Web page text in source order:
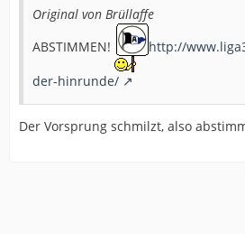
Original von Brüllaffe
ABSTIMMEN!
http://
der-hinrunde/
Der Vorsprung schmilzt, also